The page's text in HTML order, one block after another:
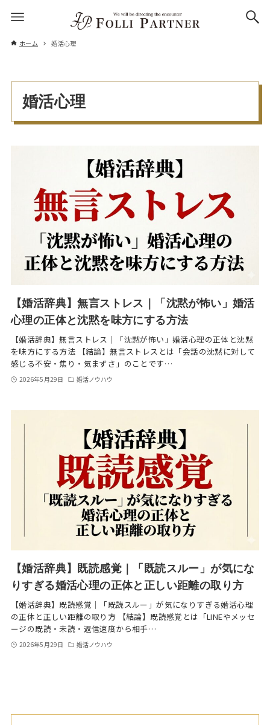
ホーム 婚活心理
婚活心理
【婚活辞典】無言ストレス｜「沈黙が怖い」婚活
心理の正体と沈黙を味方にする方法
【婚活辞典】無言ストレス｜「沈黙が怖い」婚活心理の正体と沈黙
を味方にする方法 【結論】無言ストレスとは「会話の沈黙に対して
感じる不安・焦り・気まずさ」のことです…
2026年5月29日 婚活ノウハウ
【婚活辞典】既読感覚｜「既読スルー」が気にな
りすぎる婚活心理の正体と正しい距離の取り方
【婚活辞典】既読感覚｜「既読スルー」が気になりすぎる婚活心理
の正体と正しい距離の取り方 【結論】既読感覚とは「LINEやメッセ
ージの既読・未読・返信速度から相手…
2026年5月29日 婚活ノウハウ